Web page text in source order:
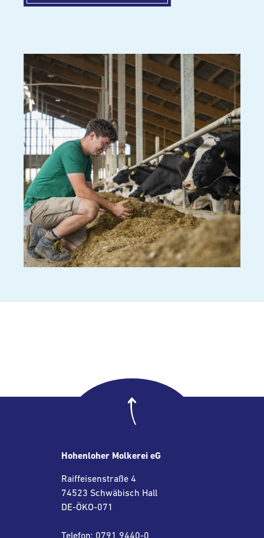
Hohenloher Molkerei eG
Raiffeisenstraße 4
74523 Schwäbisch Hall
DE-ÖKO-071